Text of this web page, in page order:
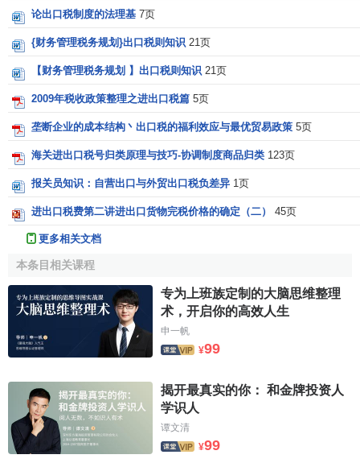
民经济的发展，根据《中华人民共和国海关法》
《海关法》）的有关规定，制定本条例。
第二条 中华人民共和国准许进出口的货物、进境物品，
除法律、
出口关税。
第三条 国务院制定《中华人民共和国进出口税则》（以
下简称《税则》）、《中华人民共和国进境物品进口税税率
表》（以下简称《进境物品进口税税率表》），规定关税的
税目、
《进境物品进口税税率表》的税目、
和解释，报国务院批准后执行，决定实行暂定税率的货物、
税率和期限；决定关税配额税率 ；决定征收反倾销税、反补
贴税、保障措施关税、报复性关税以及决定实施其他关税措
施；决定特殊情况下税率的适用，以及发行国务院规定的其
他职责。
第五条 进口货物的收货人、出口货物的发货人、进境物
品的所有人，是关税的 纳税义务人
第六条 海关及其工作人员应当依照法定职权和法定程序
履行关税征管职责，维护国家利益，保护纳税人的合法权
论出口税制度的法理基 7页
{财务管理税务规划}出口税则知识 21页
【财务管理税务规划 】出口税则知识 21页
2009年税收政策整理之进出口税篇 5页
垄断企业的成本结构丶出口税的福利效应与最优贸易政策 5页
海关进出口税号归类原理与技巧-协调制度商品归类 123页
报关员知识：自营出口与外贸出口税负差异 1页
进出口税费第二讲进出口货物完税价格的确定（二） 45页
更多相关文档
本条目相关课程
专为上班族定制的大脑思维整理
术，开启你的高效人生
申一帆
¥99
揭开最真实的你： 和金牌投资人
学识人
谭文清
¥99